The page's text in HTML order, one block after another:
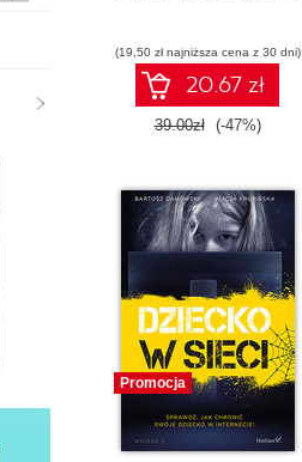
(19,50 zł najniższa cena z 30 dni)
20.67 zł
39.00zł (-47%)
Promocja